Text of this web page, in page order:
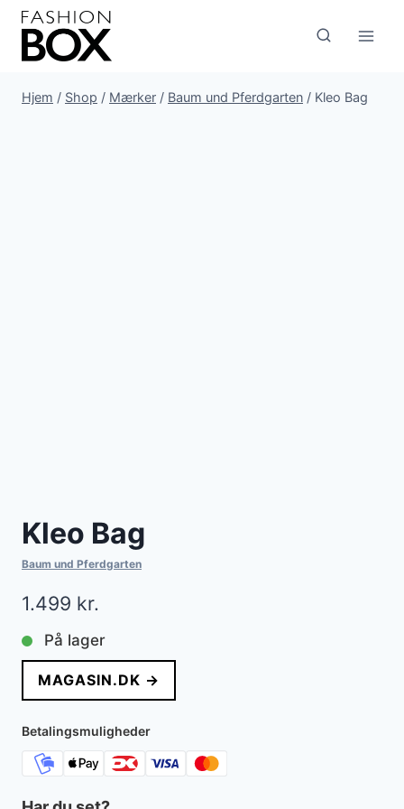
Fortsæt
indhold
Hjem / Shop / Mærker / Baum und Pferdgarten / Kleo Bag
Kleo Bag
Baum und Pferdgarten
1.499 kr.
På lager
MAGASIN.DK →
Betalingsmuligheder